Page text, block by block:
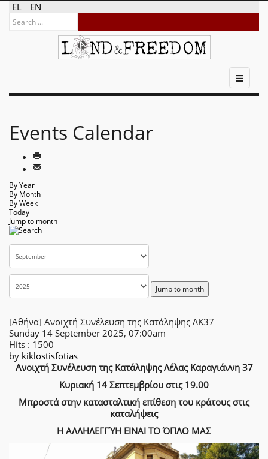
EL EN
Events Calendar
By Year
By Month
By Week
Today
Jump to month
Jump to month
[Αθήνα] Ανοιχτή Συνέλευση της Κατάληψης ΛΚ37
Sunday 14 September 2025, 07:00am
Hits : 1500
by kiklostisfotias
Ανοιχτή Συνέλευση της Κατάληψης Λέλας Καραγιάννη 37
Κυριακή 14 Σεπτεμβρίου στις 19.00
Μπροστά στην κατασταλτική επίθεση του κράτους στις
καταλήψεις
Η ΑΛΛΗΛΕΓΓΎΗ ΕΙΝΑΙ ΤΟ ΌΠΛΟ ΜΑΣ